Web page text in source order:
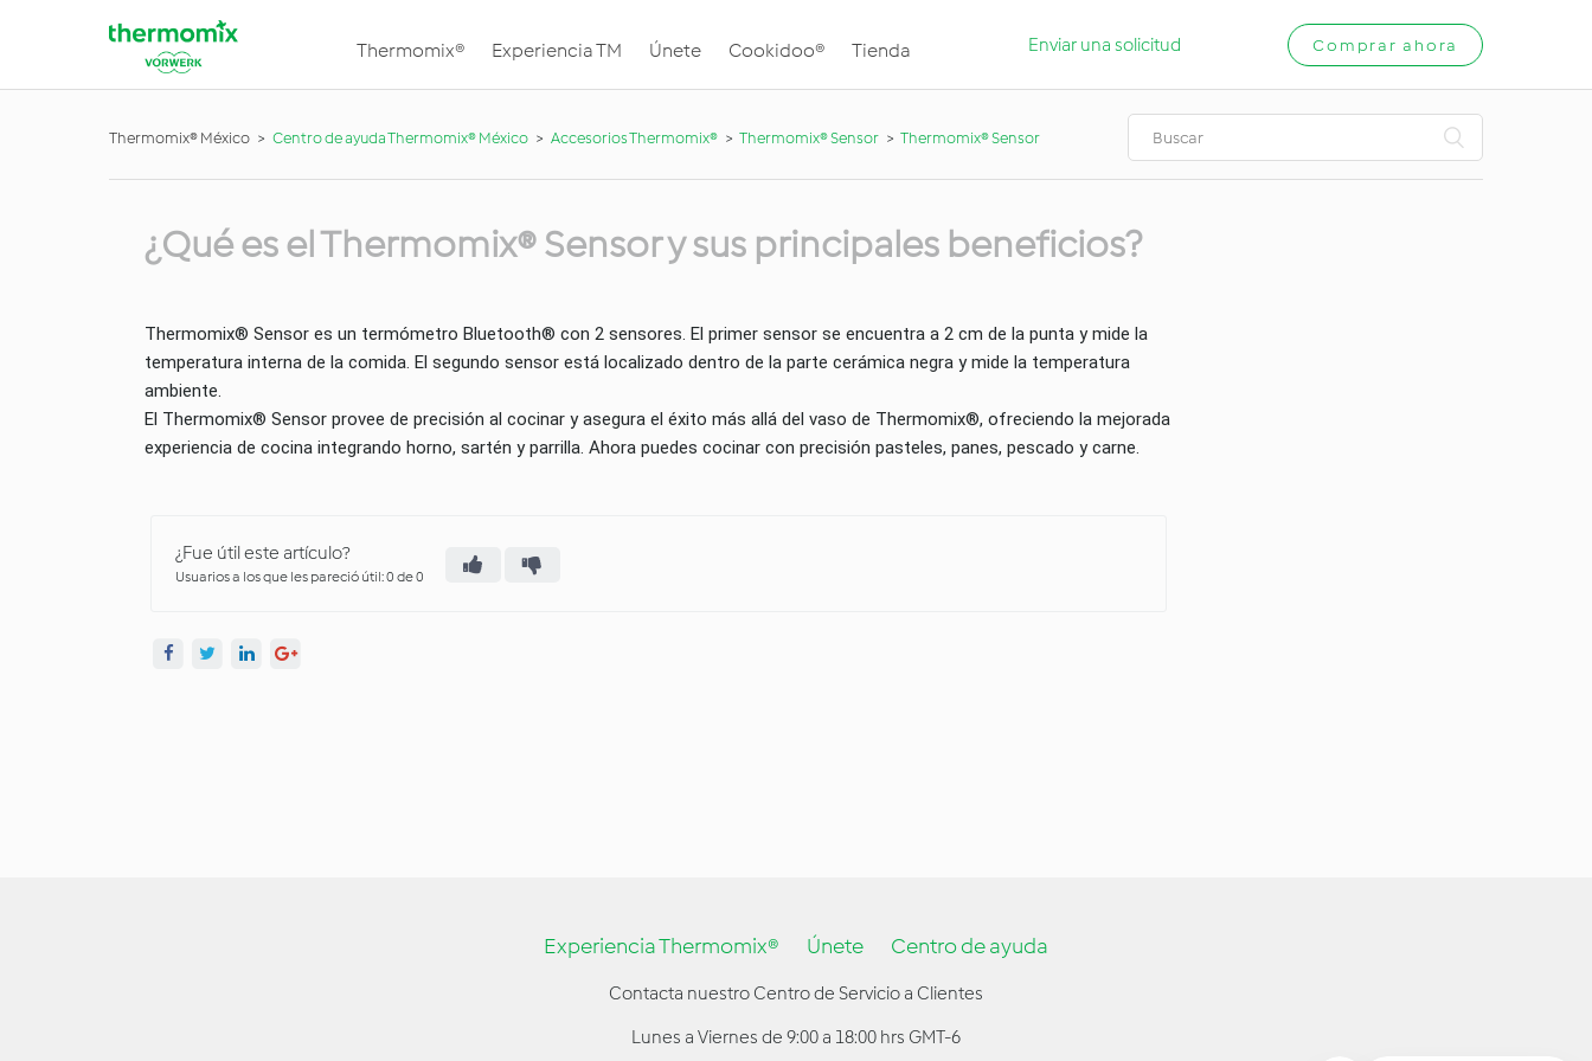
Thermomix® Experiencia TM Únete Cookidoo® Tienda Enviar una solicitud Comprar ahora
Thermomix® México Centro de ayuda Thermomix® México Accesorios Thermomix® Thermomix® Sensor Thermomix® Sensor
¿Qué es el Thermomix® Sensor y sus principales beneficios?
Thermomix® Sensor es un termómetro Bluetooth® con 2 sensores. El primer sensor se encuentra a 2 cm de la punta y mide la
temperatura interna de la comida. El segundo sensor está localizado dentro de la parte cerámica negra y mide la temperatura
ambiente.
El Thermomix® Sensor provee de precisión al cocinar y asegura el éxito más allá del vaso de Thermomix®, ofreciendo la mejorada
experiencia de cocina integrando horno, sartén y parrilla. Ahora puedes cocinar con precisión pasteles, panes, pescado y carne.
¿Fue útil este artículo?
Usuarios a los que les pareció útil: 0 de 0
Experiencia Thermomix® Únete Centro de ayuda
Contacta nuestro Centro de Servicio a Clientes
Lunes a Viernes de 9:00 a 18:00 hrs GMT-6